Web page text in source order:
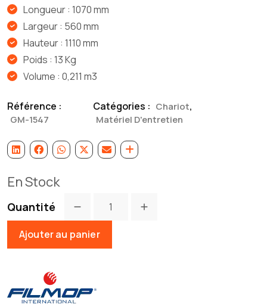
Longueur : 1070 mm
Largeur : 560 mm
Hauteur : 1110 mm
Poids : 13 Kg
Volume : 0,211 m3
Référence :
GM-1547
Catégories : Chariot,
Matériel D'entretien
En Stock
Quantité
Ajouter au panier